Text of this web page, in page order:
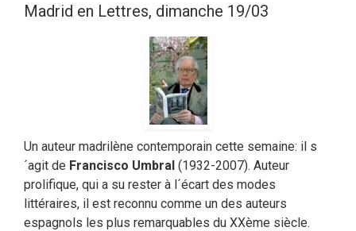
Madrid en Lettres, dimanche 19/03
Un auteur madrilène contemporain cette semaine: il s
´agit de Francisco Umbral (1932-2007). Auteur
prolifique, qui a su rester à l´écart des modes
littéraires, il est reconnu comme un des auteurs
espagnols les plus remarquables du XXème siècle.